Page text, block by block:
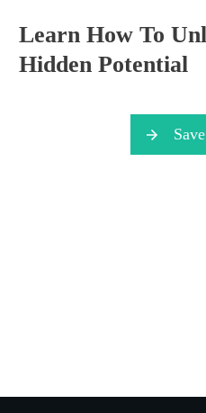
Learn How To
Hidden Potential